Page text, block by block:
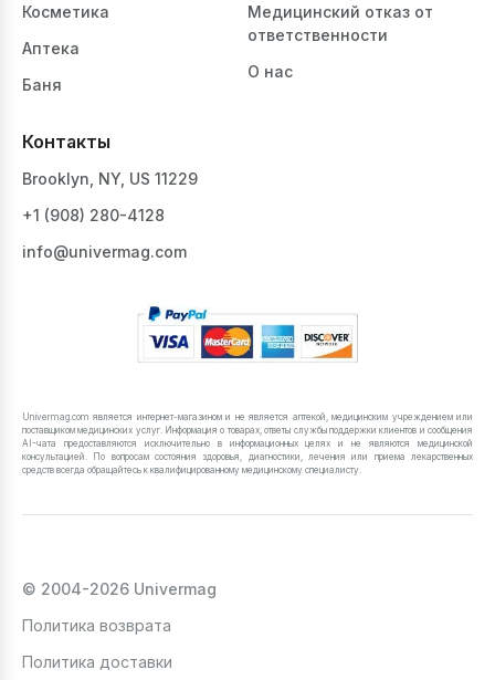
Косметика
Аптека
Баня
Медицинский отказ от
ответственности
О нас
Контакты
Brooklyn, NY, US 11229
+1 ‪(908) 280-4128‬
info@univermag.com
Univermag.com является интернет-магазином и не является аптекой, медицинским учреждением или
поставщиком медицинских услуг. Информация о товарах, ответы службы поддержки клиентов и сообщения
AI-чата предоставляются исключительно в информационных целях и не являются медицинской
консультацией. По вопросам состояния здоровья, диагностики, лечения или приема лекарственных
средств всегда обращайтесь к квалифицированному медицинскому специалисту.
© 2004-2026 Univermag
Политика возврата
Политика доставки